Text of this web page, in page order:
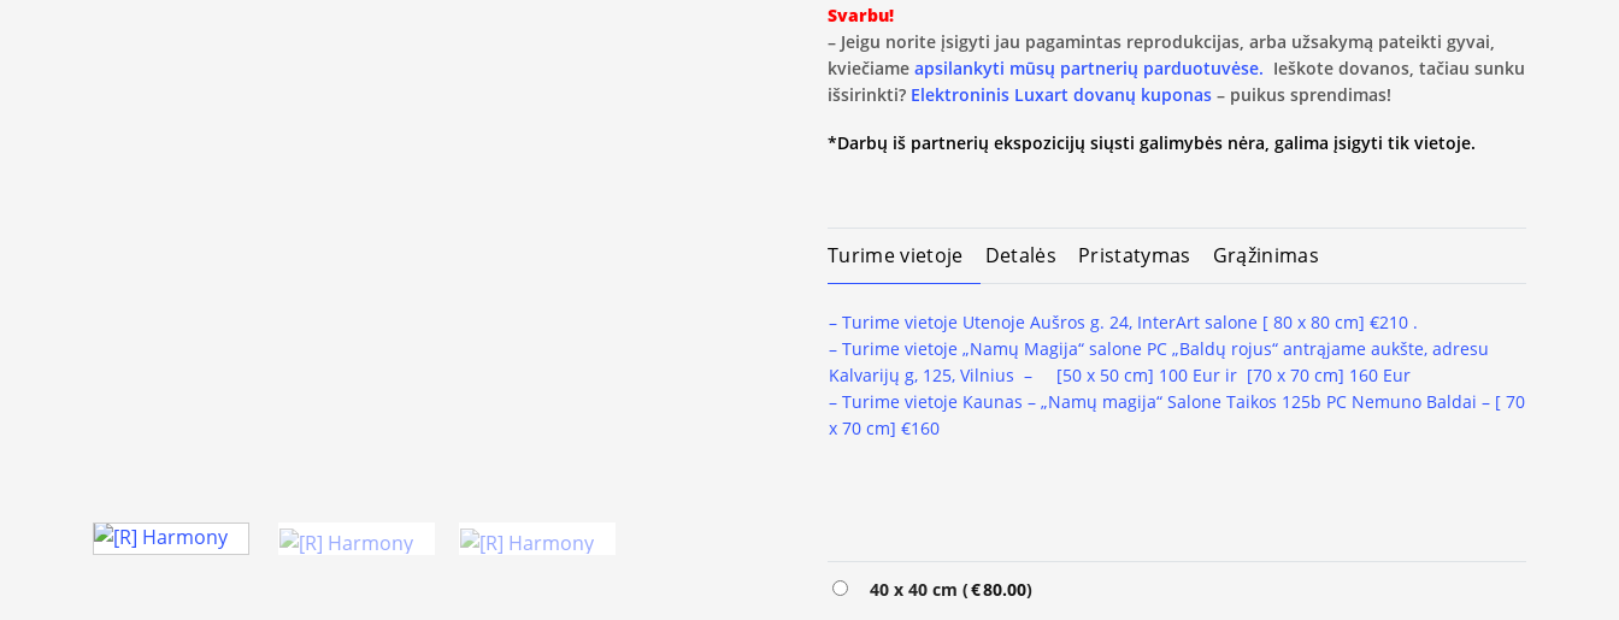
Svarbu!
– Jeigu norite įsigyti jau pagamintas reprodukcijas, arba užsakymą pateikti gyvai,
kviečiame apsilankyti mūsų partnerių parduotuvėse. Ieškote dovanos, tačiau sunku
išsirinkti? Elektroninis Luxart dovanų kuponas – puikus sprendimas!
*Darbų iš partnerių ekspozicijų siųsti galimybės nėra, galima įsigyti tik vietoje.
Turime vietoje Detalės Pristatymas Grąžinimas
– Turime vietoje Utenoje Aušros g. 24, InterArt salone [ 80 x 80 cm] €210 .
– Turime vietoje „Namų Magija“ salone PC „Baldų rojus“ antrąjame aukšte, adresu
Kalvarijų g, 125, Vilnius – [50 x 50 cm] 100 Eur ir [70 x 70 cm] 160 Eur
– Turime vietoje Kaunas – „Namų magija“ Salone Taikos 125b PC Nemuno Baldai – [ 70
x 70 cm] €160
40 x 40 cm (€80.00)